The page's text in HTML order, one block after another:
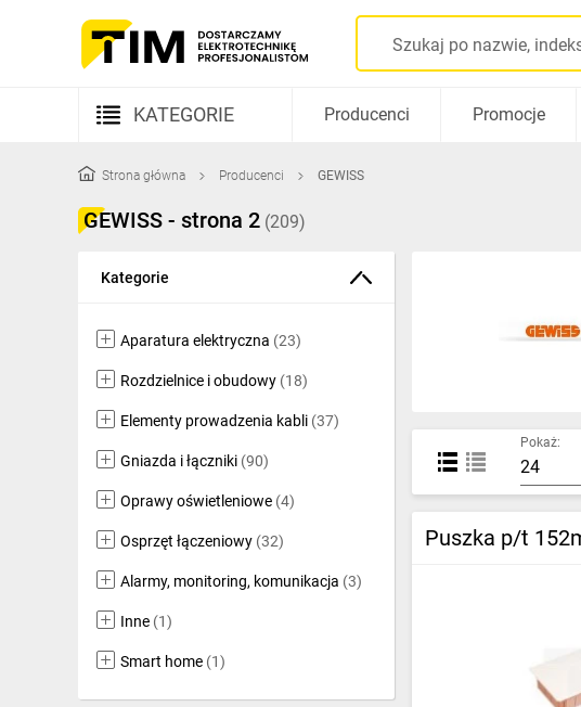
TIM
SA
wysyłamy
produkty
w
24h
KATEGORIE
Kable i przewody
Fotowoltaika
Gniazda i łączniki
Źródła światła
Oprawy oświetleniowe
Ochrona odgromowa
Pompy ciepła
Producenci Promocje
Strona główna Producenci GEWISS
GEWISS - strona 2 (209)
Kategorie
Aparatura elektryczna (23)
Rozdzielnice i obudowy (18)
Elementy prowadzenia kabli (37)
Gniazda i łączniki (90)
Oprawy oświetleniowe (4)
Osprzęt łączeniowy (32)
Alarmy, monitoring, komunikacja (3)
Inne (1)
Smart home (1)
Pokaż:
Puszka p/t